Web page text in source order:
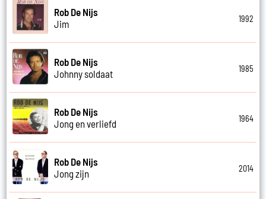
Rob De Nijs
Jim
1992
Rob De Nijs
Johnny soldaat
1985
Rob De Nijs
Jong en verliefd
1964
Rob De Nijs
Jong zijn
2014